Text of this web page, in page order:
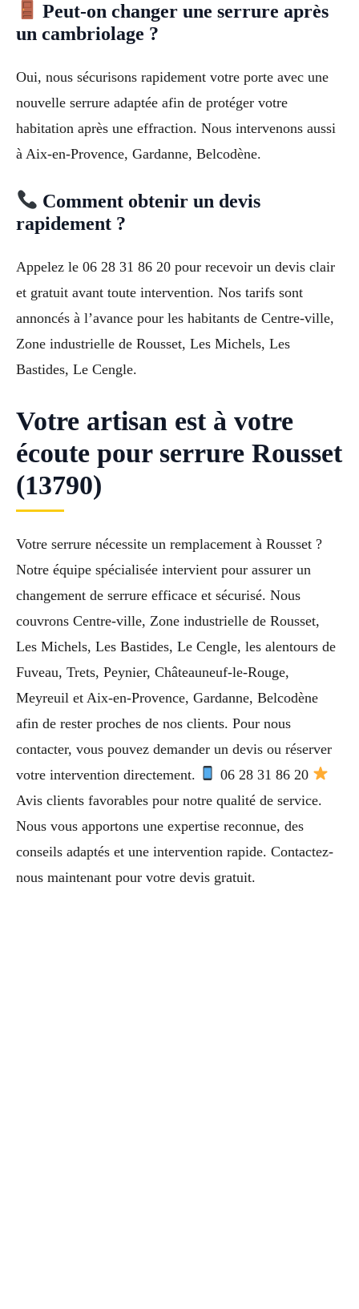
Peut-on changer une serrure après
un cambriolage ?
Oui, nous sécurisons rapidement votre porte avec une
nouvelle serrure adaptée afin de protéger votre
habitation après une effraction. Nous intervenons aussi
à Aix-en-Provence, Gardanne, Belcodène.
Comment obtenir un devis
rapidement ?
Appelez le 06 28 31 86 20 pour recevoir un devis clair
et gratuit avant toute intervention. Nos tarifs sont
annoncés à l’avance pour les habitants de Centre-ville,
Zone industrielle de Rousset, Les Michels, Les
Bastides, Le Cengle.
Votre artisan est à votre
écoute pour serrure Rousset
(13790)
Votre serrure nécessite un remplacement à Rousset ?
Notre équipe spécialisée intervient pour assurer un
changement de serrure efficace et sécurisé. Nous
couvrons Centre-ville, Zone industrielle de Rousset,
Les Michels, Les Bastides, Le Cengle, les alentours de
Fuveau, Trets, Peynier, Châteauneuf-le-Rouge,
Meyreuil et Aix-en-Provence, Gardanne, Belcodène
afin de rester proches de nos clients. Pour nous
contacter, vous pouvez demander un devis ou réserver
votre intervention directement.
06 28 31 86 20
Avis clients favorables pour notre qualité de service.
Nous vous apportons une expertise reconnue, des
conseils adaptés et une intervention rapide. Contactez-
nous maintenant pour votre devis gratuit.